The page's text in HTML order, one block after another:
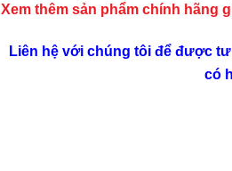
Xem thêm sản phẩm chính hãng
Liên hệ với chúng tôi để được
có